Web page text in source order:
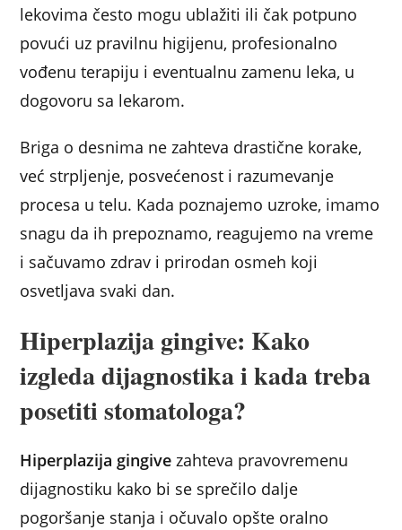
lekovima često mogu ublažiti ili čak potpuno
povući uz pravilnu higijenu, profesionalno
vođenu terapiju i eventualnu zamenu leka, u
dogovoru sa lekarom.
Briga o desnima ne zahteva drastične korake,
već strpljenje, posvećenost i razumevanje
procesa u telu. Kada poznajemo uzroke, imamo
snagu da ih prepoznamo, reagujemo na vreme
i sačuvamo zdrav i prirodan osmeh koji
osvetljava svaki dan.
Hiperplazija gingive: Kako
izgleda dijagnostika i kada treba
posetiti stomatologa?
Hiperplazija gingive zahteva pravovremenu
dijagnostiku kako bi se sprečilo dalje
pogoršanje stanja i očuvalo opšte oralno